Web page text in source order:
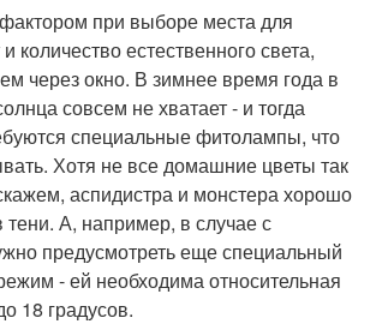
при выборе места для
количество естественного света,
через окно. В зимнее время года в
совсем не хватает - и тогда
специальные фитолампы, что
Хотя не все домашние цветы так
аспидистра и монстера хорошо
тени. А, например, в случае с
предусмотреть еще специальный
- ей необходима относительная
18 градусов.